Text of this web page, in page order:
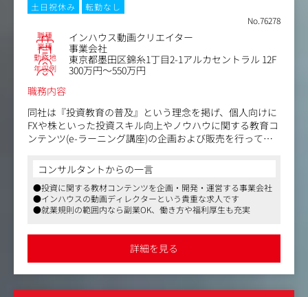
〈ディレクター職のお仕事〉
・商談同席
・制作スケジュール進行
・撮影ディレクション
・オフライン編集
・編集指示
・クライアント対応
・予算管理
・効果測定および検証
・カスタマーサクセス
土日祝休み
転勤なし
No.76278
職種 インハウス動画クリエイター
業種 事業会社
勤務地 東京都墨田区錦糸1丁目2-1アルカセントラル 12F
年収例
300万円～550万円
職務内容
同社は『投資教育の普及』という理念を掲げ、個人向けに
FXや株といった投資スキル向上やノウハウに関する教育コ
ンテンツ(e-ラーニング講座)の企画および販売を行ってい
このポジションでは、売上目標の達成の為、社内のプロジ
ェクトメンバーで協力し、企画から撮影、編集まで一気通
貫で映像制作をご担当いただきます。
入社時点では投資知識は不要です。専任のOJT担当のも
行っていくので業界未経験の方でも安心です。
コンサルタントからの一言
●投資に関する教材コンテンツを企画・開発・運営する事業会社
●インハウスの動画ディレクターという貴重な求人です
●就業規則の範囲内なら副業OK、働き方や福利厚生も充実
詳細を見る